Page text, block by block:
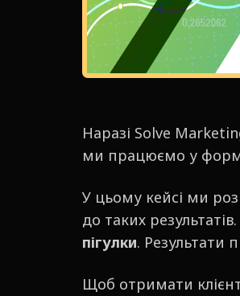
Наразі Solve
ми працюємо у
У цьому кейсі ми
до таких
пігулки. Результати
Щоб отримати